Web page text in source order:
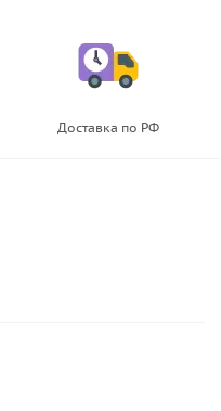
Доставка по РФ